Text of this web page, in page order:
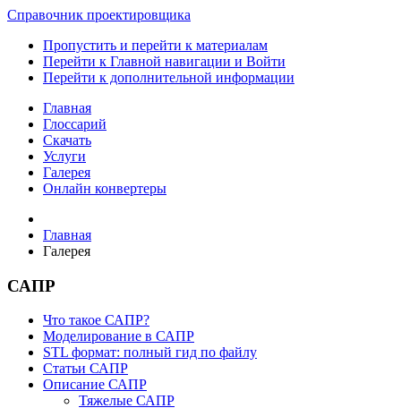
Справочник проектировщика
Пропустить и перейти к материалам
Перейти к Главной навигации и Войти
Перейти к дополнительной информации
Главная
Глоссарий
Скачать
Услуги
Галерея
Онлайн конвертеры
Главная
Галерея
САПР
Что такое САПР?
Моделирование в САПР
STL формат: полный гид по файлу
Статьи САПР
Описание САПР
Тяжелые САПР